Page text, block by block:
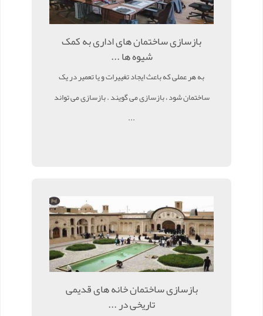
بازسازی ساختمان های اداری به کمک
شیوه ها ...
به هر عملی که باعث ایجاد تغییرات و یا تعمیر در یک
ساختمان شود ، بازسازی می گویند . بازسازی می تواند
...
بازسازی ساختمان خانه های قدیمی
تاریخی در ...